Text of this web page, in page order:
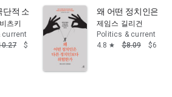
단적 소수가 다수를 지배하는가
츠키
current events
$8.22
왜 어떤 정치인은
제임스 길리건
Politics & current
4.8 star $8.09 $6.80